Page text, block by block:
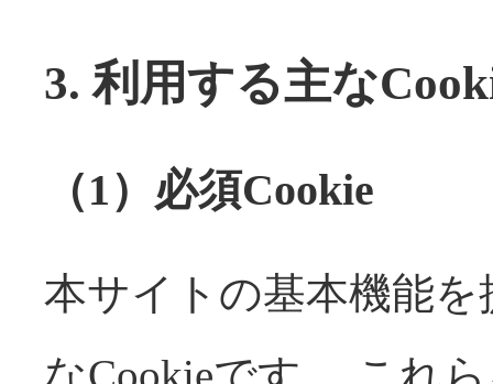
3. 利用する主な
（1）必須Cookie
本サイトの基本機能